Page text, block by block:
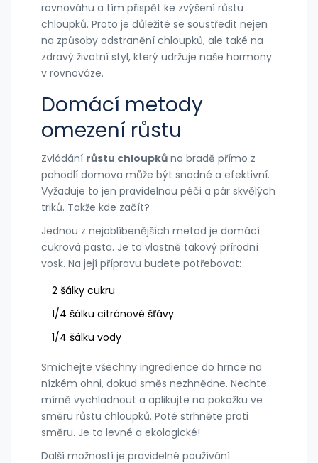
rovnováhu a tím přispět ke zvýšení růstu
chloupků. Proto je důležité se soustředit nejen
na způsoby odstranění chloupků, ale také na
zdravý životní styl, který udržuje naše hormony
v rovnováze.
Domácí metody
omezení růstu
Zvládání růstu chloupků na bradě přímo z
pohodlí domova může být snadné a efektivní.
Vyžaduje to jen pravidelnou péči a pár skvělých
triků. Takže kde začít?
Jednou z nejoblíbenějších metod je domácí
cukrová pasta. Je to vlastně takový přírodní
vosk. Na její přípravu budete potřebovat:
2 šálky cukru
1/4 šálku citrónové šťávy
1/4 šálku vody
Smíchejte všechny ingredience do hrnce na
nízkém ohni, dokud směs nezhnědne. Nechte
mírně vychladnout a aplikujte na pokožku ve
směru růstu chloupků. Poté strhněte proti
směru. Je to levné a ekologické!
Další možností je pravidelné používání